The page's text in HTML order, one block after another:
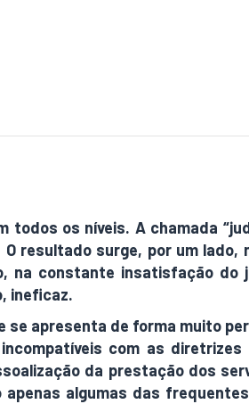
os níveis. A chamada
resultado surge, por um
constante insatisfação do
ineficaz.
apresenta de forma muito
com as
da prestação dos
algumas das